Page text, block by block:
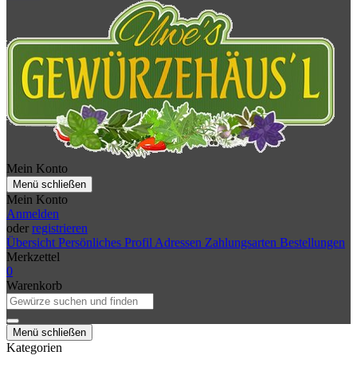
Mein Konto
Menü schließen
Mein Konto
Anmelden
oder registrieren
Übersicht Persönliches Profil Adressen Zahlungsarten Bestellungen
Merkzettel
0
Warenkorb
Menü schließen
Kategorien